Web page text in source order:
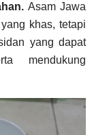
Asam Jawa
khas, tetapi
yang dapat
mendukung